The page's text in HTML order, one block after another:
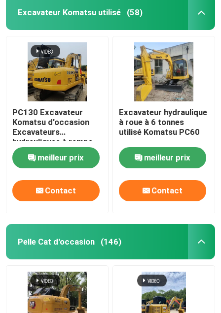
Excavateur Komatsu utilisé (58)
PC130 Excavateur
Komatsu d'occasion
Excavateurs
hydrauliques à rampe
de 13 tonnes
meilleur prix
Contact
Excavateur hydraulique
à roue à 6 tonnes
utilisé Komatsu PC60
meilleur prix
Contact
Pelle Cat d'occasion (146)